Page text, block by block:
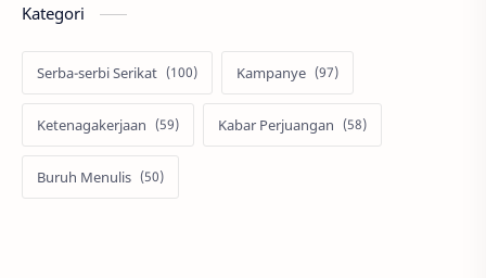
Kategori
Serba-serbi Serikat Kampanye
Ketenagakerjaan Kabar Perjuangan
Buruh Menulis